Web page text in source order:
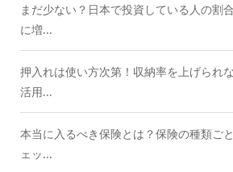
まだ少ない？日本で投資している人の割
に増...
押入れは使い方次第！収納率を上げられ
活用...
本当に入るべき保険とは？保険の種類ご
ェッ...